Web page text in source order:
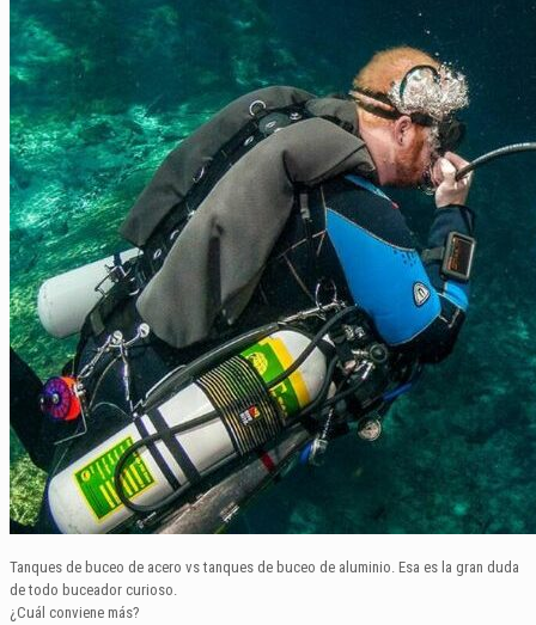
Tanques de buceo de acero vs tanques de buceo de aluminio. Esa es la gran duda
de todo buceador curioso.
¿Cuál conviene más?